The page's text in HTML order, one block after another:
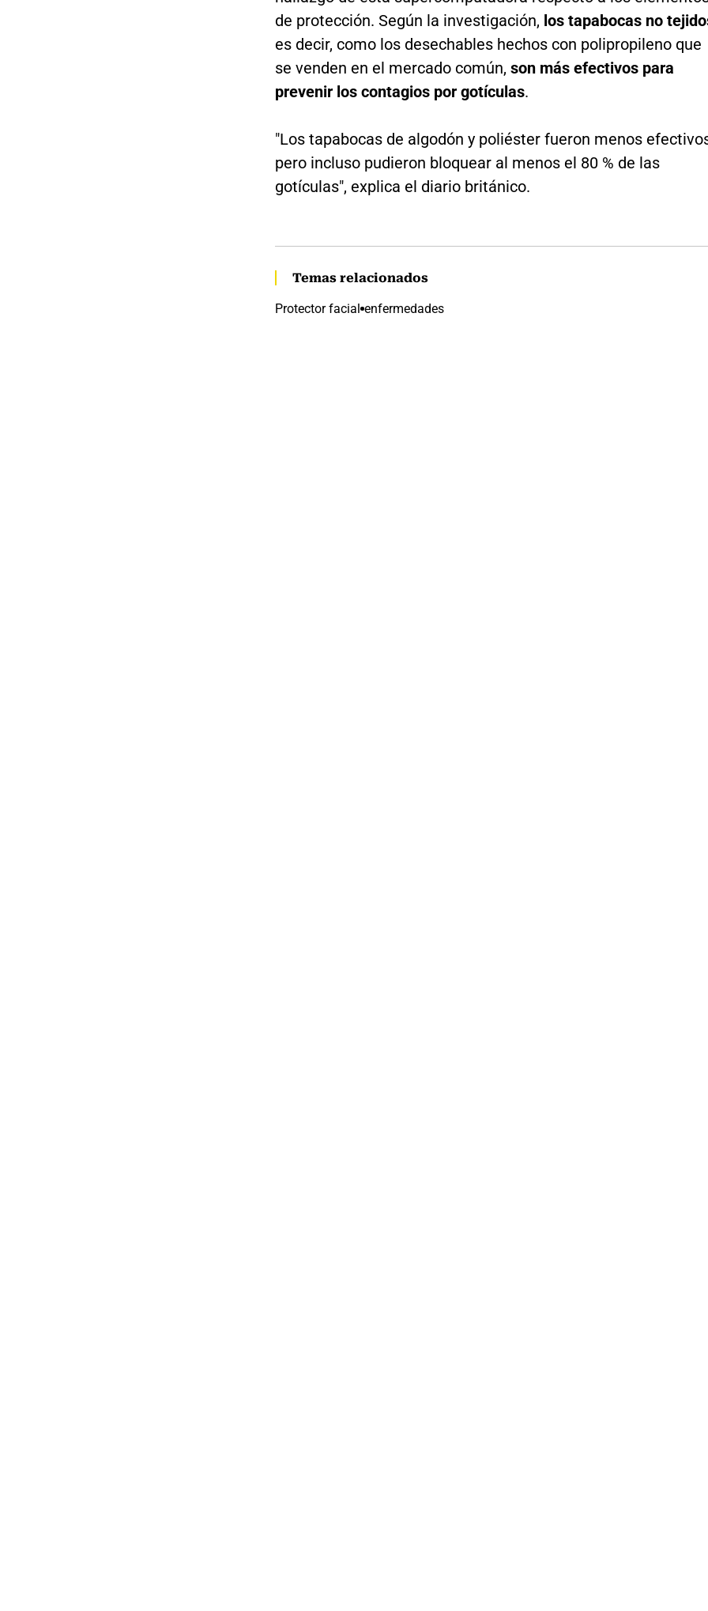
de protección. Según la investigación, los tapabocas no
es decir, como los desechables hechos con polipropileno que
se venden en el mercado común, son más efectivos para
prevenir los contagios por gotículas.
"Los tapabocas de algodón y poliéster fueron menos
pero incluso pudieron bloquear al menos el 80 % de las
gotículas", explica el diario británico.
Temas relacionados
Protector facial enfermedades